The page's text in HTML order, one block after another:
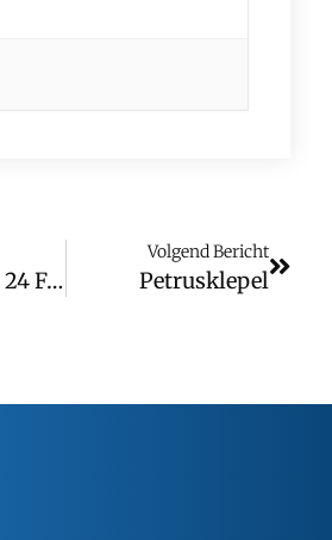
Vieringen 18- 24 Februari
Volgend Bericht
Petrusklepel